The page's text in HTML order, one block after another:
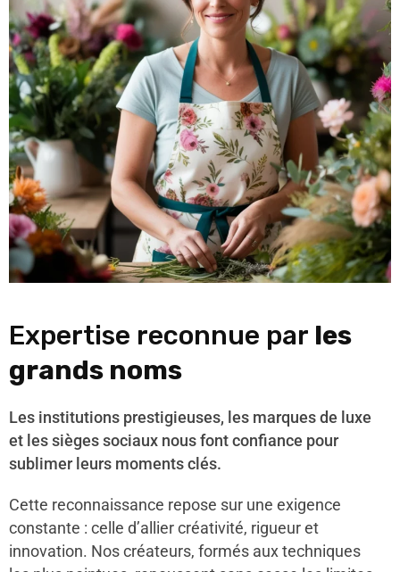
Expertise reconnue par les
grands noms
Les institutions prestigieuses, les marques de luxe
et les sièges sociaux nous font confiance pour
sublimer leurs moments clés.
Cette reconnaissance repose sur une exigence
constante : celle d’allier créativité, rigueur et
innovation. Nos créateurs, formés aux techniques